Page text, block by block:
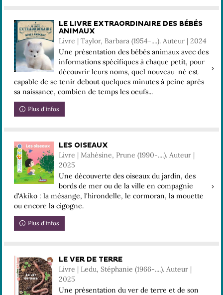
LE LIVRE EXTRAORDINAIRE DES BÉBÉS
ANIMAUX
Livre | Taylor, Barbara (1954-....). Auteur | 2024
Une présentation des bébés animaux avec des
informations spécifiques à chaque petit, pour
découvrir leurs noms, quel nouveau-né est
capable de se tenir debout quelques minutes à peine après
sa naissance, combien de temps les oeufs...
Plus d'infos
LES OISEAUX
Livre | Mahésine, Prune (1990-....). Auteur |
2025
Une découverte des oiseaux du jardin, des
bords de mer ou de la ville en compagnie
d'Akiko : la mésange, l'hirondelle, le cormoran, la mouette
ou encore la cigogne.
Plus d'infos
LE VER DE TERRE
Livre | Ledu, Stéphanie (1966-....). Auteur |
2025
Une présentation du ver de terre et de son